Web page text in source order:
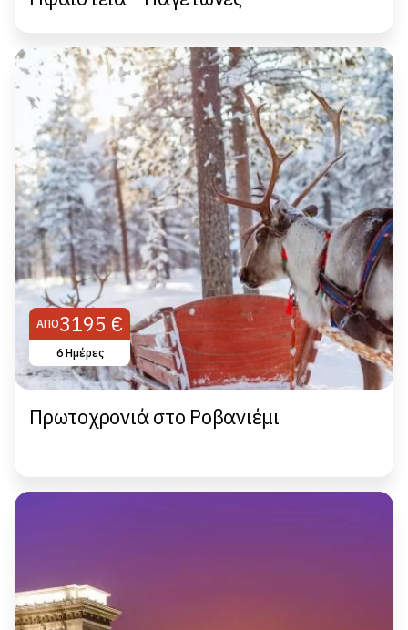
ΑΠΌ3195 €
6 Ημέρες
Πρωτοχρονιά στο Ροβανιέμι